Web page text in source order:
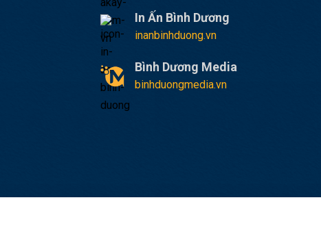
In Ấn Bình Dương
inanbinhduong.vn
Bình Dương Media
binhduongmedia.vn